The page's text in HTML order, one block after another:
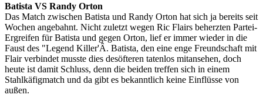
Batista VS Randy Orton
Das Match zwischen Batista und Randy Orton hat sich ja bereits seit
Wochen angebahnt. Nicht zuletzt wegen Ric Flairs beherzten Partei-
Ergreifen für Batista und gegen Orton, lief er immer wieder in die
Faust des "Legend Killer'Â. Batista, den eine enge Freundschaft mit
Flair verbindet musste dies desöfteren tatenlos mitansehen, doch
heute ist damit Schluss, denn die beiden treffen sich in einem
Stahlkäfigmatch und da gibt es bekanntlich keine Einflüsse von
außen.